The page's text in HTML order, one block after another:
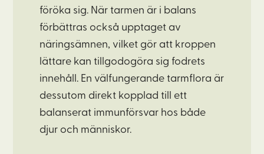
föröka sig. När tarmen är i balans
förbättras också upptaget av
näringsämnen, vilket gör att kroppen
lättare kan tillgodogöra sig fodrets
innehåll. En välfungerande tarmflora är
dessutom direkt kopplad till ett
balanserat immunförsvar hos både
djur och människor.